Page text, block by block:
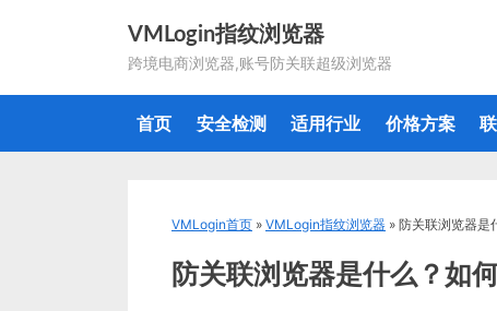
VMLogin指纹浏览器
跨境电商浏览器,账号防关联超级浏览器
首页 安全检测 适用行业 价格方案
VMLogin首页 » VMLogin指纹浏览器 » 防关联浏览器是
防关联浏览器是什么？如